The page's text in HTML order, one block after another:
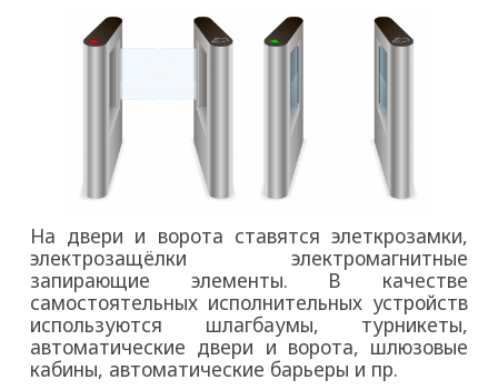
На двери и ворота ставятся элеткрозамки,
электрозащёлки электромагнитные
запирающие элементы. В качестве
самостоятельных исполнительных устройств
используются шлагбаумы, турникеты,
автоматические двери и ворота, шлюзовые
кабины, автоматические барьеры и пр.